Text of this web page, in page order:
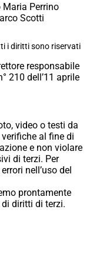
Maria Perrino
Scotti
i diritti sono riservati
responsabile
210 dell’11 aprile
video o testi da
al fine di
e non violare
di terzi. Per
nell’uso del
prontamente
diritti di terzi.